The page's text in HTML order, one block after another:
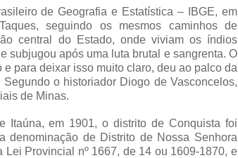
de Geografia e Estatística – IBGE, em
seguindo os mesmos caminhos de
central do Estado, onde viviam os índios
subjugou após uma luta brutal e sangrenta. O
para deixar isso muito claro, deu ao palco da
o historiador Diogo de Vasconcelos,
de Minas.
Itaúna, em 1901, o distrito de Conquista foi
denominação de Distrito de Nossa Senhora
Provincial nº 1667, de 14 ou 1609-1870, e